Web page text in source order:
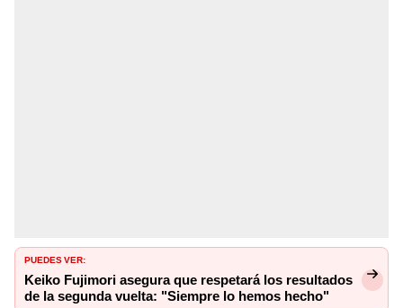
PUEDES VER:
Keiko Fujimori asegura que respetará los resultados
de la segunda vuelta: "Siempre lo hemos hecho"